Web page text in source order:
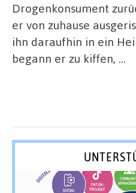
Drogenkonsument
er von zuhause
ihn daraufhin in ein
begann er zu kiffen, …